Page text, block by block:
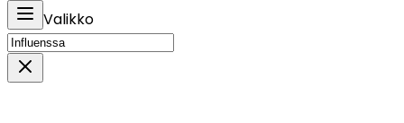
Valikko